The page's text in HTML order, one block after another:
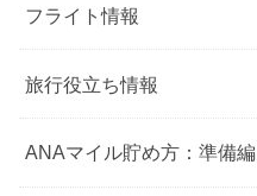
フライト情報
旅行役立ち情報
ANAマイル貯め方：準備編